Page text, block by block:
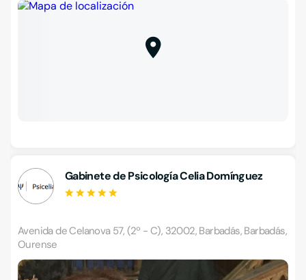
Gabinete de Psicología Celia Domínguez
Avenida de Celanova 57, (2º - C), 32002, Barbadás, Barbadás,
Ourense